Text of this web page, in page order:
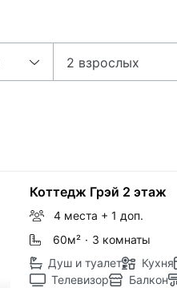
2 взрослых
Коттедж Грэй 2 этаж
4 места + 1 доп.
60м² · 3 комнаты
Душ и туалет
Кухня
Телевизор
Балкон